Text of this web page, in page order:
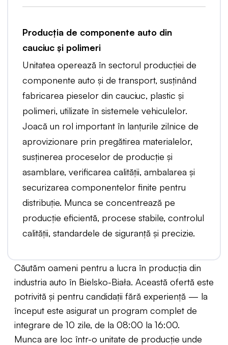
Producția de componente auto din
cauciuc și polimeri
Unitatea operează în sectorul producției de
componente auto și de transport, susținând
fabricarea pieselor din cauciuc, plastic și
polimeri, utilizate în sistemele vehiculelor.
Joacă un rol important în lanțurile zilnice de
aprovizionare prin pregătirea materialelor,
susținerea proceselor de producție și
asamblare, verificarea calității, ambalarea și
securizarea componentelor finite pentru
distribuție. Munca se concentrează pe
producție eficientă, procese stabile, controlul
calității, standardele de siguranță și precizie.
Căutăm oameni pentru a lucra în producția din
industria auto în Bielsko-Biała. Această ofertă este
potrivită și pentru candidații fără experiență — la
început este asigurat un program complet de
integrare de 10 zile, de la 08:00 la 16:00.
Munca are loc într-o unitate de producție unde